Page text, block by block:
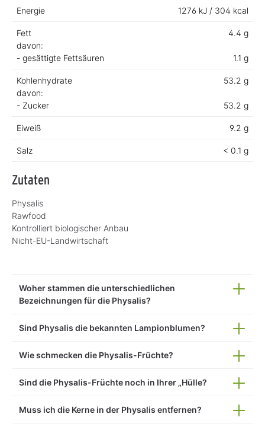
Energie 1276 kJ / 304 kcal
Fett
davon:
- gesättigte Fettsäuren
4.4 g
1.1 g
Kohlenhydrate
davon:
- Zucker
53.2 g
53.2 g
Eiweiß 9.2 g
Salz < 0.1 g
Zutaten
Physalis
Rawfood
Kontrolliert biologischer Anbau
Nicht-EU-Landwirtschaft
Woher stammen die unterschiedlichen
Bezeichnungen für die Physalis?
Sind Physalis die bekannten Lampionblumen?
Wie schmecken die Physalis-Früchte?
Sind die Physalis-Früchte noch in Ihrer „Hülle?
Muss ich die Kerne in der Physalis entfernen?